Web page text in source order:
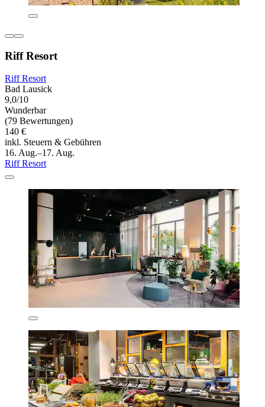
Riff Resort
Riff Resort
Bad Lausick
9,0/10
Wunderbar
(79 Bewertungen)
140 €
inkl. Steuern & Gebühren
16. Aug.–17. Aug.
Riff Resort